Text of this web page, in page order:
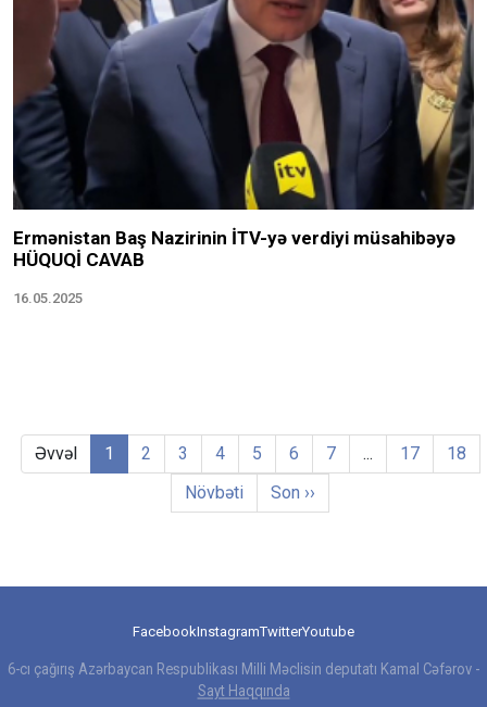
Ermənistan Baş Nazirinin İTV-yə verdiyi müsahibəyə
HÜQUQİ CAVAB
16.05.2025
Əvvəl 1 2 3 4 5 6 7 ... 17
18
Növbəti
Son ››
FacebookInstagramTwitterYoutube
6-cı çağırış Azərbaycan Respublikası Milli Məclisin deputatı Kamal Cəfərov -
Sayt Haqqında